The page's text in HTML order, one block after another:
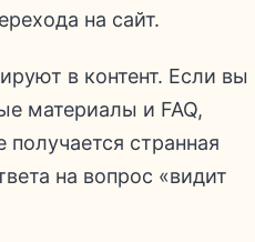
на сайт.
в контент. Если вы
материалы и FAQ,
странная
на вопрос «видит